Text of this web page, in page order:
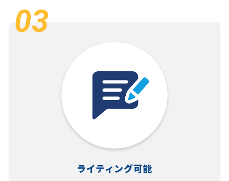
ライティング可能